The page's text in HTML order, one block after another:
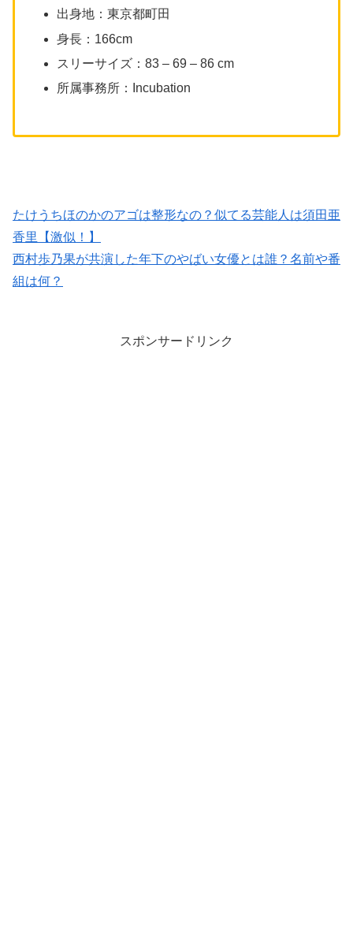
出身地：東京都町田
身長：166cm
スリーサイズ：83 – 69 – 86 cm
所属事務所：Incubation
たけうちほのかのアゴは整形なの？似てる芸能人は須田亜
香里【激似！】
西村歩乃果が共演した年下のやばい女優とは誰？名前や番
組は何？
スポンサードリンク